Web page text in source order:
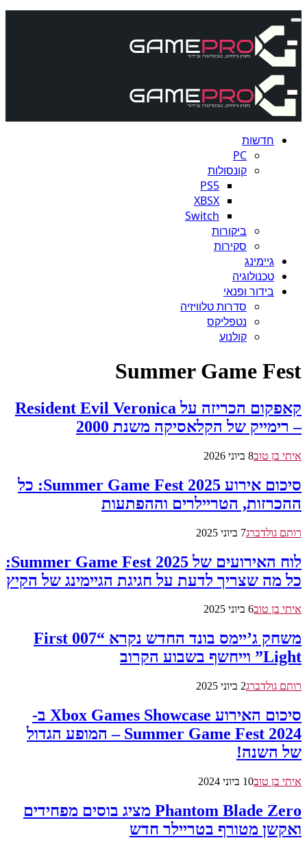
חדשות
PC
קונסולות
PS5
XBSX
Switch
ביקורות
סקירות
גיימינג
טכנולוגיה
בידור ופנאי
סדרות טלוויזיה
נטפליקס
קולנוע
Summer Game Fest
קאפקום הכריזה על Resident Evil Veronica
– רימייק של הקלאסיקה משנת 2000
איתי בן טוב8 ביוני 2026
סיכום אירוע Summer Game Fest 2025: כל
ההכרזות, הטריילרים וההפתעות
רותם גולדברג7 ביוני 2025
לוח האירועים של Summer Game Fest 2025:
כל מה שצריך לדעת על חגיגת הגיימינג של הקיץ
איתי בן טוב6 ביוני 2025
משחק ג’יימס בונד החדש נקרא “007 First
Light” וייחשף בשבוע הקרוב
רותם גולדברג2 ביוני 2025
סיכום האירוע Xbox Games Showcase ב-
Summer Game Fest 2024 – המופע הגדול
של השנה!
איתי בן טוב10 ביוני 2024
Phantom Blade Zero מציג בוסים מפחידים
ואקשן מטורף בטריילר חדש